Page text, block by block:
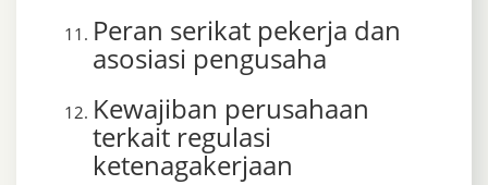
Peran serikat pekerja dan
asosiasi pengusaha
Kewajiban perusahaan
terkait regulasi
ketenagakerjaan